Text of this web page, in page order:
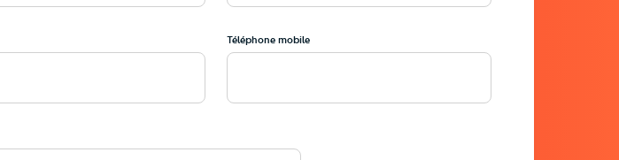
Téléphone mobile